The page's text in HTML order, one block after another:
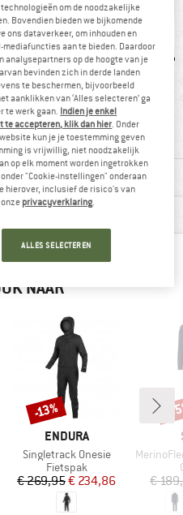
Ventilatierits
BEKEKEN HEBBEN,
NAAR
MERK
ENDURA
Artikel
Singletrack Onesie
Productgroep
Fietspak
Prijs
€ 269,95Verlaagde prijs
€ 234,86
Korting
-13%
Artikel
€
-
om de noodzakelijke
Bovendien bieden we bijkomende
ons dataverkeer, om inhouden en
aan te bieden. Daardoor
analysepartners op de hoogte van je
bevinden zich in derde landen
te beschermen, bijvoorbeeld
aanklikken van ‘Alles selecteren’ ga
te werk gaan. Indien je enkel
accepteren, klik dan hier . Onder
kun je je toestemming geven
is vrijwillig, niet noodzakelijk
op elk moment worden ingetrokken
"Cookie-instellingen" onderaan
hierover, inclusief de risico's van
privacyverklaring
ALLES SELECTEREN